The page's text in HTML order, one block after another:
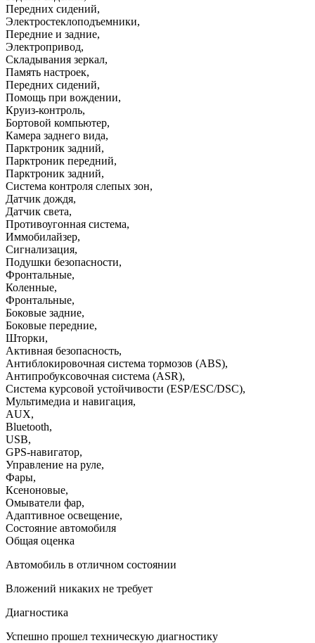
Передних сидений,
Электростеклоподъемники,
Передние и задние,
Электропривод,
Складывания зеркал,
Память настроек,
Передних сидений,
Помощь при вождении,
Круиз-контроль,
Бортовой компьютер,
Камера заднего вида,
Парктроник задний,
Парктроник передний,
Парктроник задний,
Система контроля слепых зон,
Датчик дождя,
Датчик света,
Противоугонная система,
Иммобилайзер,
Сигнализация,
Подушки безопасности,
Фронтальные,
Коленные,
Фронтальные,
Боковые задние,
Боковые передние,
Шторки,
Активная безопасность,
Антиблокировочная система тормозов (ABS),
Антипробуксовочная система (ASR),
Система курсовой устойчивости (ESP/ESC/DSC),
Мультимедиа и навигация,
AUX,
Bluetooth,
USB,
GPS-навигатор,
Управление на руле,
Фары,
Ксеноновые,
Омыватели фар,
Адаптивное освещение,
Состояние автомобиля
Общая оценка
Автомобиль в отличном состоянии
Вложений никаких не требует
Диагностика
Успешно прошел техническую диагностику